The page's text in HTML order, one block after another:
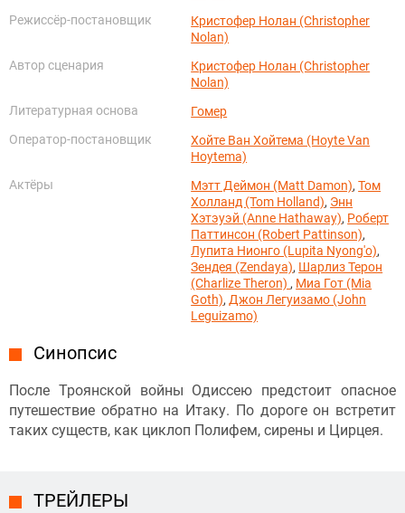
Режиссёр-постановщик
Кристофер Нолан (Christopher
Nolan)
Автор сценария
Кристофер Нолан (Christopher
Nolan)
Литературная основа
Гомер
Оператор-постановщик
Хойте Ван Хойтема (Hoyte Van
Hoytema)
Актёры
Мэтт Деймон (Matt Damon),Том
Холланд (Tom Holland), Энн
Хэтэуэй (Anne Hathaway), Роберт
Паттинсон (Robert Pattinson),
Лупита Нионго (Lupita Nyong'o),
Зендея (Zendaya), Шарлиз Терон
(Charlize Theron) , Миа Гот (Mia
Goth), Джон Легуизамо (John
Leguizamo)
Синопсис
После Троянской войны Одиссею предстоит опасное
путешествие обратно на Итаку. По дороге он встретит
таких существ, как циклоп Полифем, сирены и Цирцея.
ТРЕЙЛЕРЫ